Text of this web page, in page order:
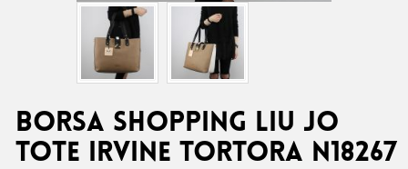
Borsa Shopping Liu Jo
Tote Irvine tortora N18267